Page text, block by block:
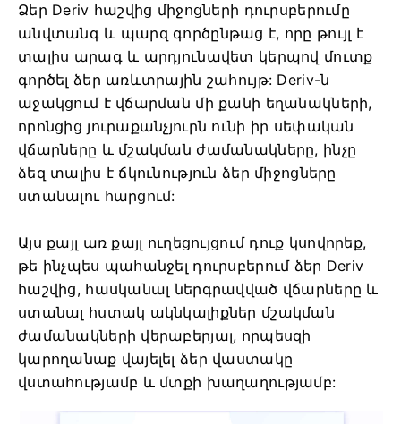
Ձեր Deriv հաշվից միջոցների դուրսբերումը
անվտանգ և պարզ գործընթաց է, որը թույլ է
տալիս արագ և արդյունավետ կերպով մուտք
գործել ձեր առևտրային շահույթ: Deriv-ն
աջակցում է վճարման մի քանի եղանակների,
որոնցից յուրաքանչյուրն ունի իր սեփական
վճարները և մշակման ժամանակները, ինչը
ձեզ տալիս է ճկունություն ձեր միջոցները
ստանալու հարցում:
Այս քայլ առ քայլ ուղեցույցում դուք կսովորեք,
թե ինչպես պահանջել դուրսբերում ձեր Deriv
հաշվից, հասկանալ ներգրավված վճարները և
ստանալ հստակ ակնկալիքներ մշակման
ժամանակների վերաբերյալ, որպեսզի
կարողանաք վայելել ձեր վաստակը
վստահությամբ և մտքի խաղաղությամբ: